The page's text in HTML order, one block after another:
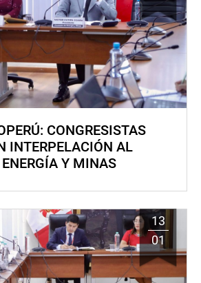
CONGRESISTAS
INTERPELACIÓN AL
Y MINAS
13
01